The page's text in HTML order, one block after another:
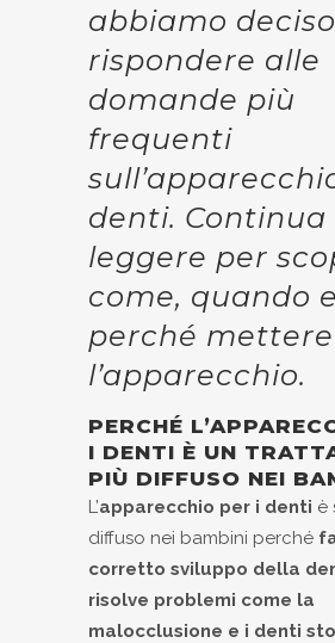
abbiamo
rispondere alle
domande più
frequenti
denti. Continua
leggere per
come, quando e
perché mettere
l’apparecchio.
PERCHÉ
I DENTI È UN
PIÙ DIFFUSO NEI
L’apparecchio per i denti è
diffuso nei bambini perché
corretto sviluppo della
risolve problemi come la
malocclusione e i denti